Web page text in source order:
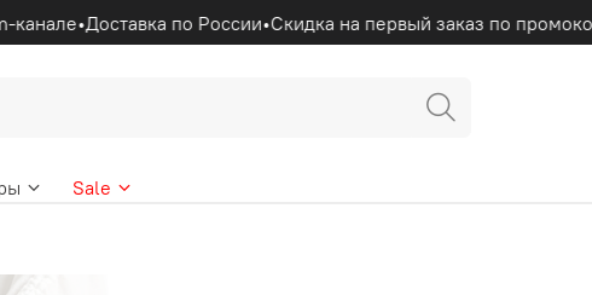
•Доставка по России•Скидка на первый заказ по
Sale